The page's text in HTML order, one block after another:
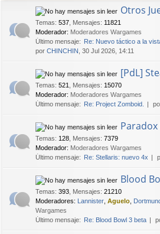
Otros
Temas: 537 Mensajes: 11821
Moderador: Moderadores Wargames
Último mensaje: Re: Nuevo táctico a la
por CHINCHIN , 30 Jul 2026, 14:11
[PdL]
Temas: 521 Mensajes: 15070
Moderador: Moderadores Wargames
Último mensaje: Re: Project Zomboid.
Temas: 128 Mensajes: 7379
Moderador: Moderadores Wargames
Último mensaje: Re: Stellaris: nuevo 4x
Blood
Temas: 393 Mensajes: 21210
Moderadores: Lannister Aguelo
Wargames
Último mensaje: Re: Blood Bowl 3 beta